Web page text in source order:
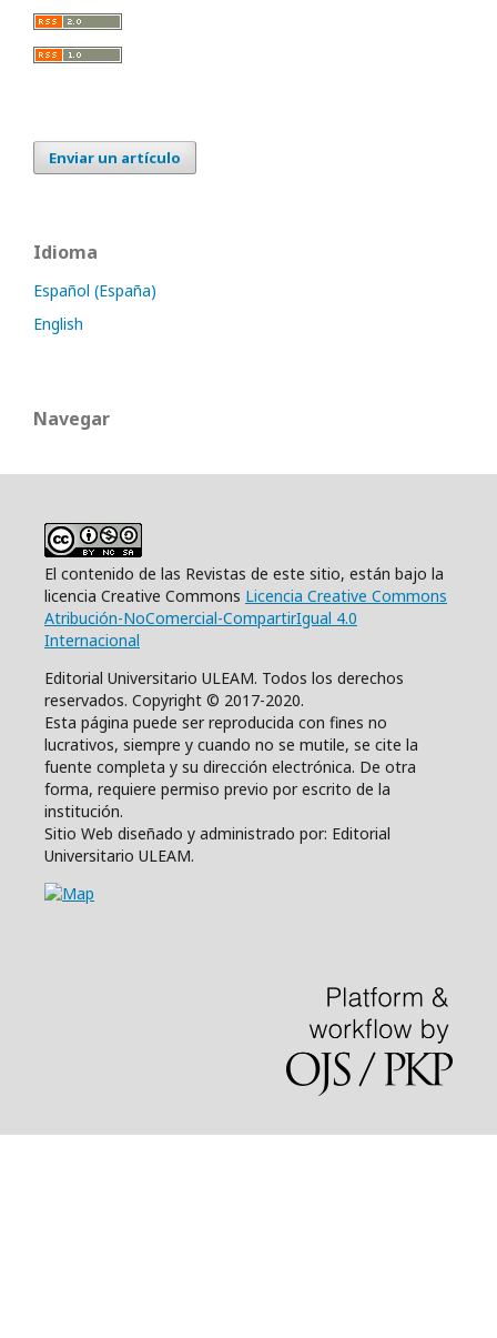
Enviar un artículo
Idioma
Español (España)
English
Navegar
El contenido de las Revistas de este sitio, están bajo la
licencia Creative Commons Licencia Creative Commons
Atribución-NoComercial-CompartirIgual 4.0
Internacional
Editorial Universitario ULEAM. Todos los derechos
reservados. Copyright © 2017-2020.
Esta página puede ser reproducida con fines no
lucrativos, siempre y cuando no se mutile, se cite la
fuente completa y su dirección electrónica. De otra
forma, requiere permiso previo por escrito de la
institución.
Sitio Web diseñado y administrado por: Editorial
Universitario ULEAM.